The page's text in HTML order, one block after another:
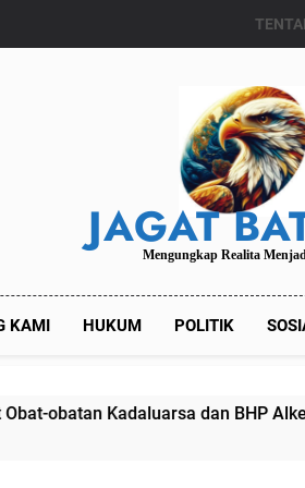
JAGAT
Mengungkap Realita
KAMI HUKUM POLITIK
dan BHP Alkes.